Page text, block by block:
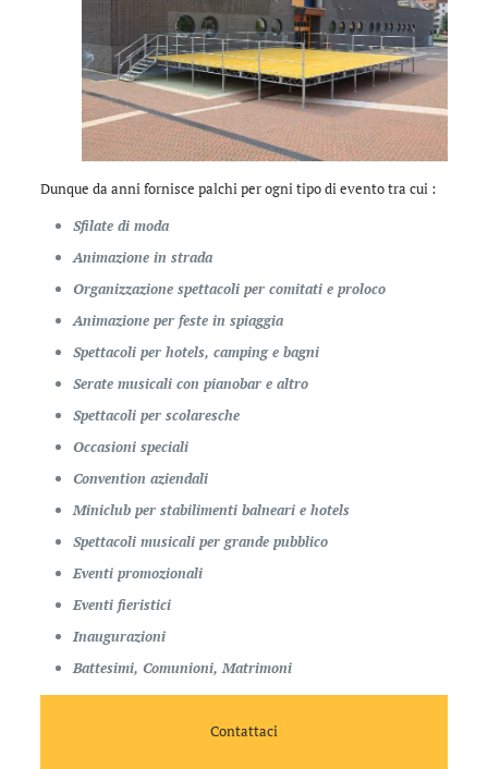
Dunque da anni fornisce palchi per ogni tipo di evento tra cui :
Sfilate di moda
Animazione in strada
Organizzazione spettacoli per comitati e proloco
Animazione per feste in spiaggia
Spettacoli per hotels, camping e bagni
Serate musicali con pianobar e altro
Spettacoli per scolaresche
Occasioni speciali
Convention aziendali
Miniclub per stabilimenti balneari e hotels
Spettacoli musicali per grande pubblico
Eventi promozionali
Eventi fieristici
Inaugurazioni
Battesimi, Comunioni, Matrimoni
Contattaci